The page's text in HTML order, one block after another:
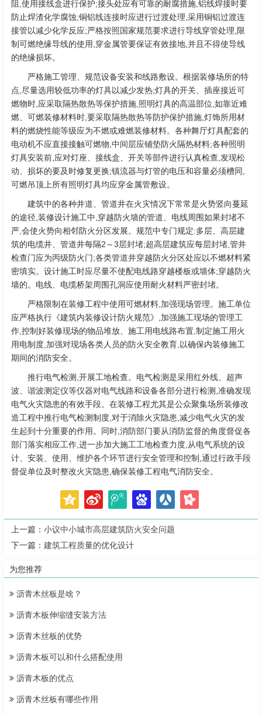
阻,使用接线盒进行保护;接头处应有可靠的耐腐措施,铝线焊接时要
防止焊渣化学腐蚀;铜铝线连接时应进行过渡处理,采用铜铝过渡连
接管以减少化学反应;严格按照国家规范要求进行导线穿管处理,限
制可燃绝缘导线的使用,穿金属管要保证有效接地,并且不得使导线
的绝缘损坏。
严格施工管理、规范设备安装和线路敷设。根据装修场所的特
点,尽量选用较低功率的灯具以减少发热;灯具的开关、插座接近可
燃物时,应采取隔热散热等保护措施,照明灯具的高温部位,如靠近难
燃、可燃装修材料时,要采取隔热散热等防护保护措施,灯饰所用材
料的燃烧性能等级应为不燃或难燃装修材料。各种舞厅灯具配套的
电动机不应直接接触可燃物,中间层应铺垫防火隔热材料;各种照明
灯具安装前,应对灯座、接线盒、开关等部件进行认真检查,发现松
动、损坏的要及时修复更换;镇流器与灯管的电压和容量必须槽同,
可燃吊顶上所有照明灯具均应穿金属管敷设。
建筑中的各种井道、管道井在火灾情况下常常是火势竖向蔓延
的途径,装修设计施工中,穿越防火墙的管道、电线周围如果封堵不
严,会使火势向相邻防火分区发展。规范中专门规定:多层、高层建
筑的电缆井、管道井每隔2～3层封堵;超高层建筑应每层封堵,管井
检查门应为丙级防火门;各类管道井穿越防火分区处应以不燃材料紧
密填实。设计施工时应尽量不使配电线路穿越楼板或墙体;穿越防火
墙的。电线、电缆桥架周围孔洞应使用耐火材料严密封堵。
严格限制在装修工程中使用可燃材料,加强现场管理。施工单位
应严格执行《建筑内装修设计防火规范》,加强施工现场的管理工
作,控制好装修现场的物品堆放、施工用电线路布置,制定施工用火
用电制度,加强对现场各类人员的防火安全教育,以确保内装修施工
期间的消防安全。
推行电气检测,开展工地检查。电气检测是采用红外线、超声
波、谐波测定仪等仪器对电气线路和设备各部分进行检测,准确发现
电气火灾隐患的有效手段。在装修工程尤其是公众聚集场所装修改
造工程中推行电气检测制度,对于消除火灾隐患,减少电气火灾的发
生起到十分重要的作用。同时,消防部门要从消防监督的角度督促各
部门落实相应工作,进一步加大施工工地检查力度,从电气系统的设
计、安装、使用、维护各个环节进行安全管理和控制,通过行政手段
督促单位及时整改火灾隐患,确保装修工程电气消防安全。
上一篇： 小议中小城市高层建筑防火安全问题
下一篇： 建筑工程质量的优化设计
为您推荐
沥青木丝板是啥？
沥青木板伸缩缝安装方法
沥青木丝板的优势
沥青木板可以和什么搭配使用
沥青木板的优点
沥青木丝板有哪些作用